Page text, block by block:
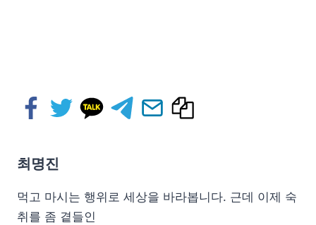
최명진
먹고 마시는 행위로 세상을 바라봅니다. 근데 이제 숙
취를 좀 곁들인